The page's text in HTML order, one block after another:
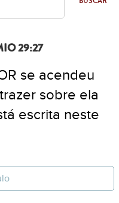
29:27
se acendeu
sobre ela
escrita neste